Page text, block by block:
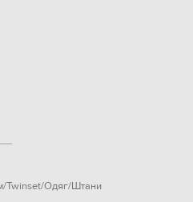
Twinset Одяг Штани